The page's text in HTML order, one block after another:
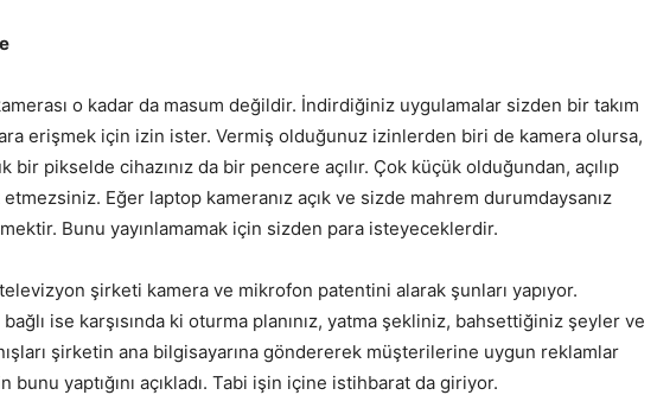
o kadar da masum değildir. İndirdiğiniz uygulamalar sizden bir takım
erişmek için izin ister. Vermiş olduğunuz izinlerden biri de kamera olursa,
bir pikselde cihazınız da bir pencere açılır. Çok küçük olduğundan, açılıp
etmezsiniz. Eğer laptop kameranız açık ve sizde mahrem durumdaysanız
Bunu yayınlamamak için sizden para isteyeceklerdir.
şirketi kamera ve mikrofon patentini alarak şunları yapıyor.
ise karşısında ki oturma planınız, yatma şekliniz, bahsettiğiniz şeyler ve
şirketin ana bilgisayarına göndererek müşterilerine uygun reklamlar
yaptığını açıkladı. Tabi işin içine istihbarat da giriyor.